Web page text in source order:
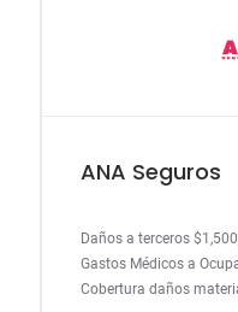
ANA Seguros
Daños a terceros
Gastos Médicos a
Cobertura daños